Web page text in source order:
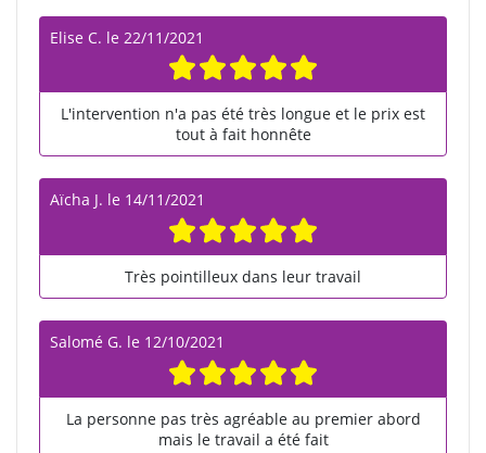
Elise C. le 22/11/2021
L'intervention n'a pas été très longue et le prix est
tout à fait honnête
Aïcha J. le 14/11/2021
Très pointilleux dans leur travail
Salomé G. le 12/10/2021
La personne pas très agréable au premier abord
mais le travail a été fait